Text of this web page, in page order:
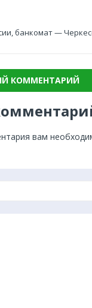
банкомат —
КОММЕНТАРИЙ
вам